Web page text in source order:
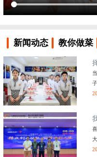
新闻动态 教你做菜